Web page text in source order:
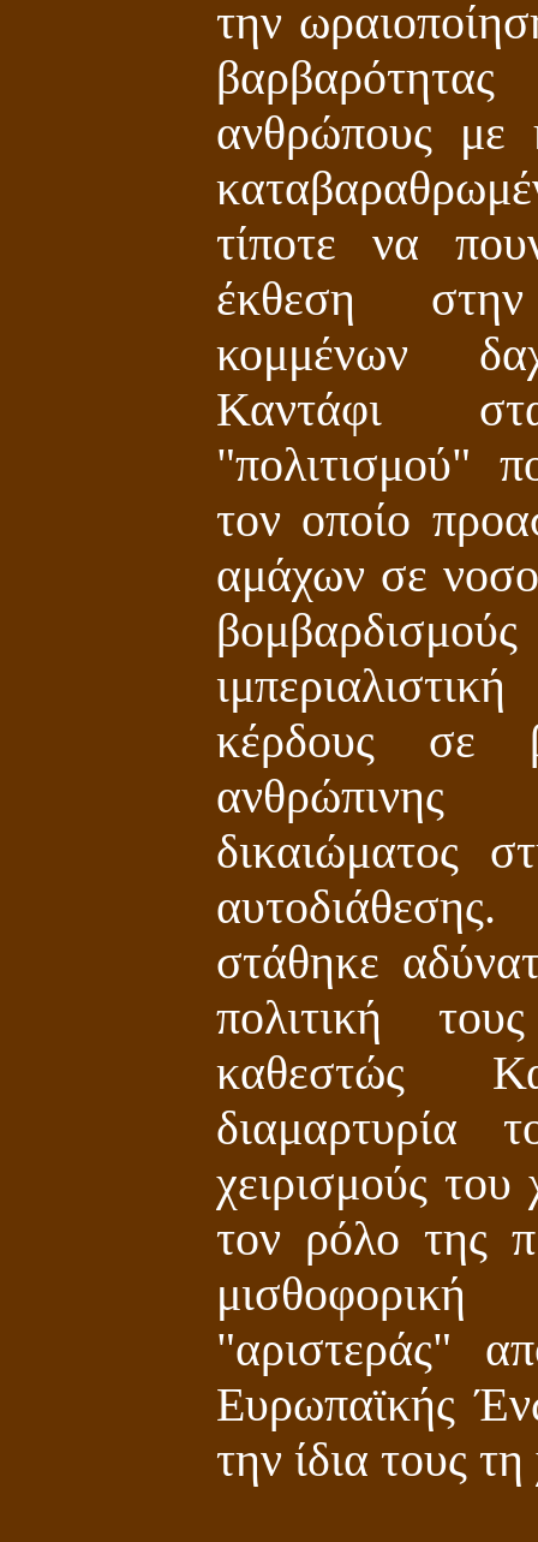
την
ανθρώπους με
τίποτε να
έκθεση
κομμένων
Καντάφι
"πολιτισμού"
τον οποίο
αμάχων σε
κέρδους σε
δικαιώματος
στάθηκε
πολιτική
καθεστώς
διαμαρτυρία
χειρισμούς του
τον ρόλο της
"αριστεράς"
Ευρωπαϊκής
την ίδια τους